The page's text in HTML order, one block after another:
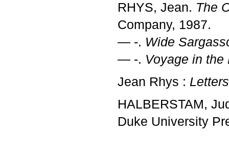
RHYS, Jean. The
Company, 1987.
— -. Wide
— -. Voyage in the
Jean Rhys :
HALBERSTAM,
Duke University